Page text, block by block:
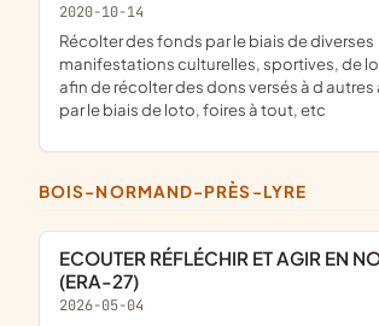
2020-10-14
récolter des fonds par le biais de diverses
manifestations culturelles, sportives, de
afin de récolter des dons versés à d
par le biais de loto, foires à tout, etc
BOIS-NORMAND-PRÈS-LYRE
ECOUTER RÉFLÉCHIR ET AGIR EN NORMANDIE
(ERA-27)
2026-05-04